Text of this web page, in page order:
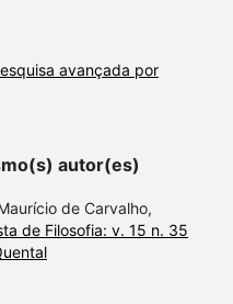
avançada por
autor(es)
de Carvalho,
de Filosofia: v. 15 n. 35